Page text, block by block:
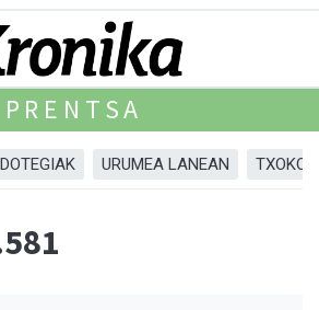
PRENTSA
URUMEA LANEAN